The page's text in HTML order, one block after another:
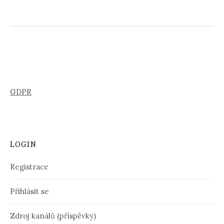
GDPR
LOGIN
Registrace
Přihlásit se
Zdroj kanálů (příspěvky)